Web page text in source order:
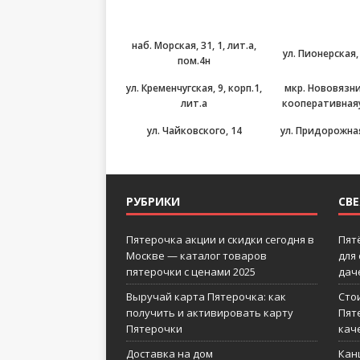
наб. Морская, 31, 1, лит.а,
пом.4н
ул. Пионерская,
ул. Кременчугская, 9, корп.1,
лит.а
мкр.
ул. Чайковского, 14 ул.
РУБРИКИ
Пятерочка акции и скидки сегодня в
Москве — каталог товаров
пятерочки с ценами 2025
Выручай карта Пятерочка: как
получить и активировать карту
Пятерочки
Доставка на дом
для